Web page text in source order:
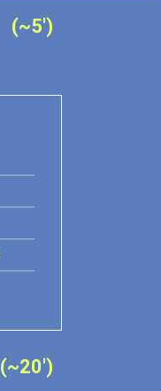
(~5')
(~20')